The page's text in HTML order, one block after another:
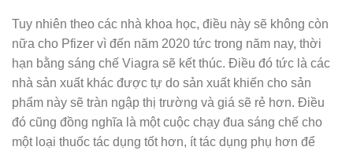
Tuy nhiên theo các nhà khoa học, điều này sẽ không còn
nữa cho Pfizer vì đến năm 2020 tức trong năm nay, thời
hạn bằng sáng chế Viagra sẽ kết thúc. Điều đó tức là các
nhà sản xuất khác được tự do sản xuất khiến cho sản
phẩm này sẽ tràn ngập thị trường và giá sẽ rẻ hơn. Điều
đó cũng đồng nghĩa là một cuộc chạy đua sáng chế cho
một loại thuốc tác dụng tốt hơn, ít tác dụng phụ hơn để